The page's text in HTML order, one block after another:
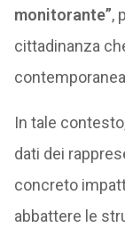
monitorante”,
cittadinanza
In tale
dati dei
concreto
abbattere le